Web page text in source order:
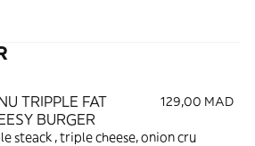
TRIPPLE FAT
BURGER
129,00 MAD
steack , triple cheese, onion cru